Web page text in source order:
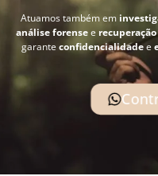
Atuamos também em
análise forensee
garanteconfidencialidadee